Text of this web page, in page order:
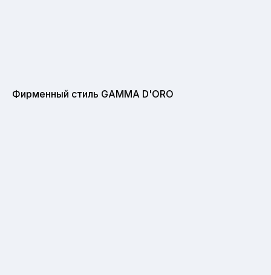
Фирменный стиль GAMMA D'ORO